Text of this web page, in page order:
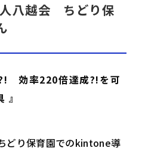
八越会 ちどり保
?! 効率220倍達成?!を可
』
どり保育園でのkintone導